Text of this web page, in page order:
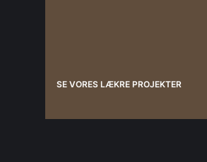
SE VORES LÆKRE PROJEKTER